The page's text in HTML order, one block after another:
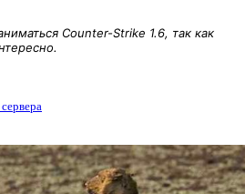
Counter-Strike 1.6, так как